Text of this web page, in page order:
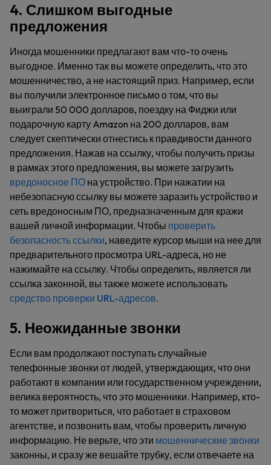
4. Слишком выгодные
предложения
Иногда мошенники предлагают вам что-то очень
выгодное. Именно так вы можете определить, что это
мошенничество, а не настоящий приз. Например, если
вы получили электронное письмо о том, что вы
выиграли 50 000 долларов, поездку на Фиджи или
подарочную карту Amazon на 200 долларов, вам
следует скептически отнестись к правдивости данного
предложения. Нажав на ссылку, чтобы получить призы
в рамках этого предложения, вы можете загрузить
вредоносное ПО на устройство. При нажатии на
небезопасную ссылку вы можете заразить устройство и
сеть вредоносным ПО, предназначенным для кражи
вашей личной информации. Чтобы проверить
безопасность ссылки, наведите курсор мыши на нее для
предварительного просмотра URL-адреса, но не
нажимайте на ссылку. Чтобы определить, является ли
ссылка законной, вы также можете использовать
средство проверки URL-адресов.
5. Неожиданные звонки
Если вам продолжают поступать случайные
телефонные звонки от людей, утверждающих, что они
работают в компании или государственном учреждении,
велика вероятность, что это мошенники. Например, кто-
то может притвориться, что работает в страховом
агентстве, и позвонить вам, чтобы проверить личную
информацию. Не верьте, что эти мошеннические звонки
законны, и сразу же вешайте трубку, если отвечаете на